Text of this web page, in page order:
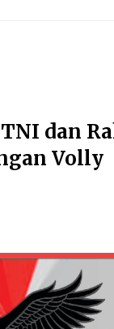
dan
Volly